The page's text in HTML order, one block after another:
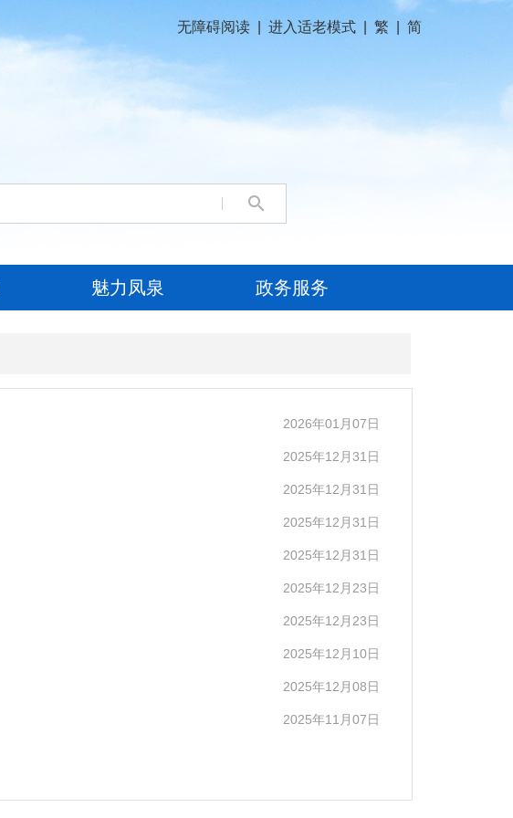
无障碍阅读 进入适老模式 繁 简
魅力凤泉 政务服务
2026年01月07日
2025年12月31日
2025年12月31日
2025年12月31日
2025年12月31日
2025年12月23日
2025年12月23日
2025年12月10日
2025年12月08日
2025年11月07日